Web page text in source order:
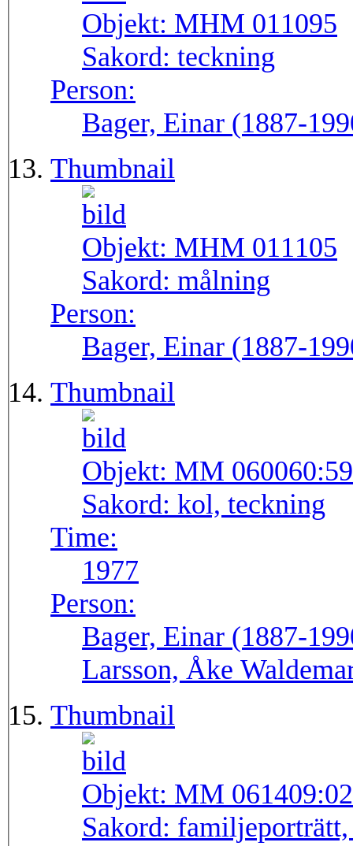
Objekt: MHM 011095
Sakord: teckning
Person:
Bager, Einar (1887-
Thumbnail
Objekt: MHM 011105
Sakord: målning
Person:
Bager, Einar (1887-
Thumbnail
Objekt: MM
Sakord: kol, teckning
Time:
1977
Person:
Bager, Einar (1887-
Larsson, Åke
Thumbnail
Objekt: MM
Sakord: